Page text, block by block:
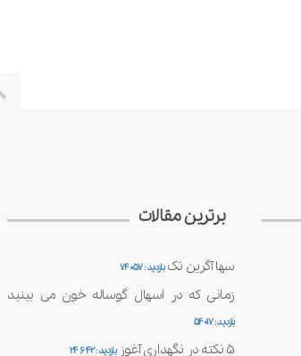
برترین مقالات
سها آگرین تک بازدید : 74057
زمانی که در اسهال گوساله خون می بینید
بازدید : 54017
5 نکته در نگهداری آغوز بازدید : 24642